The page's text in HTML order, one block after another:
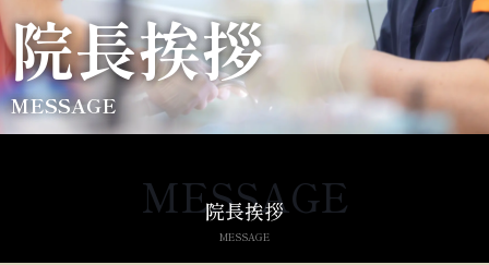
院長挨拶
MESSAGE
MESSAGE
院長挨拶
MESSAGE